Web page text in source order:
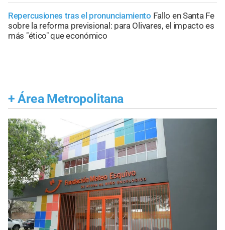
Repercusiones tras el pronunciamiento Fallo en Santa Fe
sobre la reforma previsional: para Olivares, el impacto es
más "ético" que económico
+ Área Metropolitana